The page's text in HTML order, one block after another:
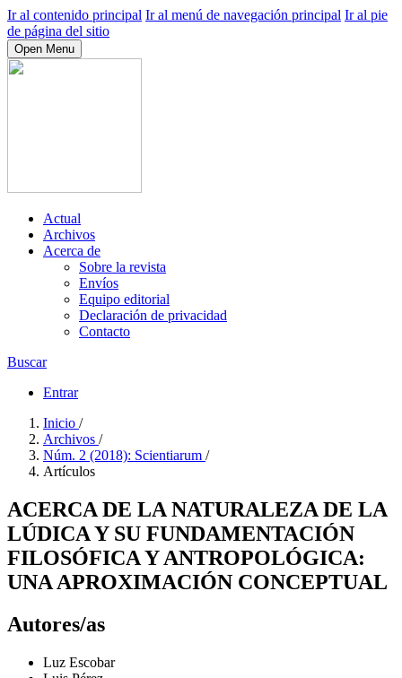
Ir al contenido principal Ir al menú de navegación principal Ir al pie
de página del sitio
Open Menu
Actual
Archivos
Acerca de
Sobre la revista
Envíos
Equipo editorial
Declaración de privacidad
Contacto
Buscar
Entrar
Inicio /
Archivos /
Núm. 2 (2018): Scientiarum /
Artículos
ACERCA DE LA NATURALEZA DE LA
LÚDICA Y SU FUNDAMENTACIÓN
FILOSÓFICA Y ANTROPOLÓGICA:
UNA APROXIMACIÓN CONCEPTUAL
Autores/as
Luz Escobar